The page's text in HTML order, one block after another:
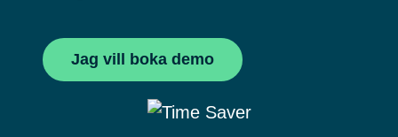
Jag vill boka demo